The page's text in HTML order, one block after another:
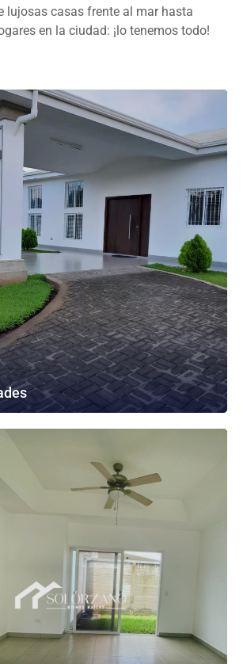
lujosas casas frente al mar hasta
en la ciudad: ¡lo tenemos todo!
Propiedades